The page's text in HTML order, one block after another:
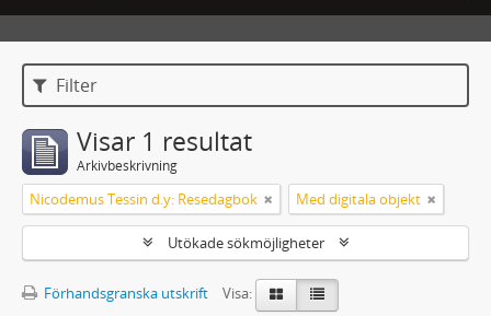
Filter
Visar 1 resultat
Arkivbeskrivning
Nicodemus Tessin d.y: Resedagbok Med digitala objekt
Utökade sökmöjligheter
Förhandsgranska utskrift
Visa: